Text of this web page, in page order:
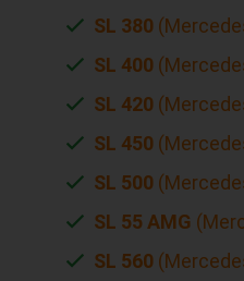
SL 380
SL 400
SL 420
SL 450
SL 500
SL 55 AMG
SL 560